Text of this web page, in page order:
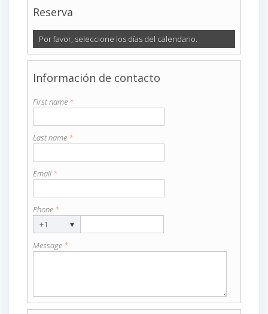
Reserva
Por favor, seleccione los días del calendario.
Información de contacto
First name *
Last name *
Email *
Phone *
+1
▾
Message *